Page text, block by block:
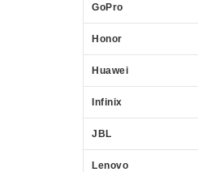
GoPro
Honor
Huawei
Infinix
JBL
Lenovo